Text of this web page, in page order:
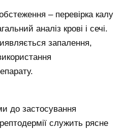
– перевірка калу
аналіз крові і сечі.
запалення,
до застосування
служить рясне